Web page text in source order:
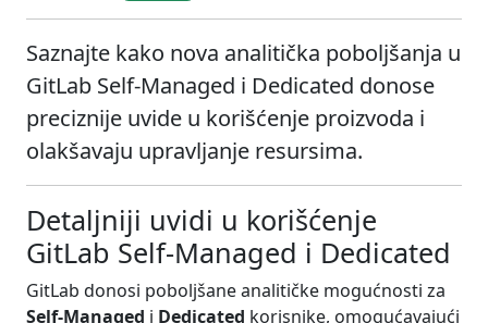
Saznajte kako nova analitička poboljšanja u
GitLab Self-Managed i Dedicated donose
preciznije uvide u korišćenje proizvoda i
olakšavaju upravljanje resursima.
Detaljniji uvidi u korišćenje
GitLab Self-Managed i Dedicated
GitLab donosi poboljšane analitičke mogućnosti za
Self-Managed i Dedicated korisnike, omogućavajući